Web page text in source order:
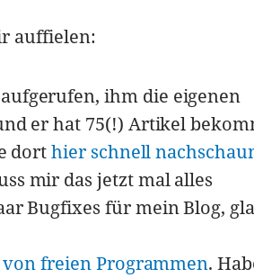
auffielen:
ihm die eigenen
er hat 75(!) Artikel
dorthier schnell
mir das jetzt mal alles
Bugfixes für mein Blog,
freien Programmen.